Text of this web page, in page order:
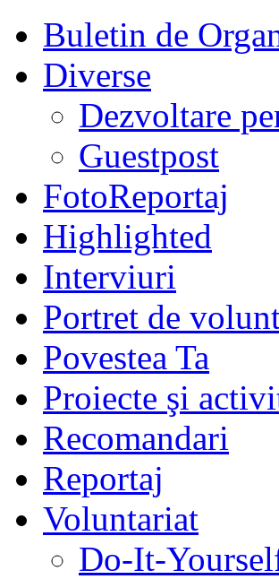
Buletin de
Diverse
Dezvoltare
Guestpost
FotoReportaj
Highlighted
Interviuri
Portret de
Povestea Ta
Proiecte şi
Recomandari
Reportaj
Voluntariat
Do-It-